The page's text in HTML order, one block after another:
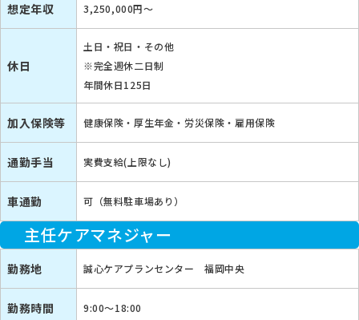
想定年収 3,250,000円～
休日
土日・祝日・その他
※完全週休二日制
年間休日125日
加入保険等 健康保険・厚生年金・労災保険・雇用保険
通勤手当 実費支給(上限なし)
車通勤 可（無料駐車場あり）
主任ケアマネジャー
勤務地 誠心ケアプランセンター 福岡中央
勤務時間 9:00～18:00